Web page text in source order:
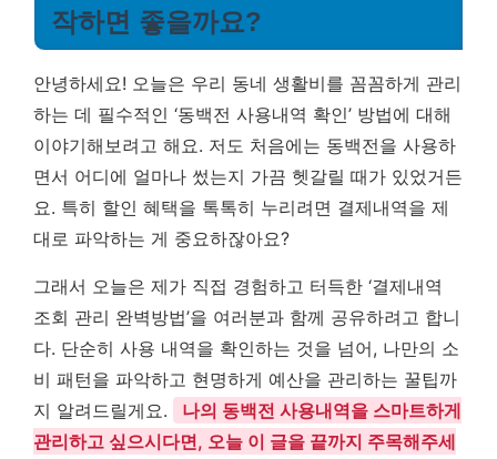
작하면 좋을까요?
안녕하세요! 오늘은 우리 동네 생활비를 꼼꼼하게 관리
하는 데 필수적인 ‘동백전 사용내역 확인’ 방법에 대해
이야기해보려고 해요. 저도 처음에는 동백전을 사용하
면서 어디에 얼마나 썼는지 가끔 헷갈릴 때가 있었거든
요. 특히 할인 혜택을 톡톡히 누리려면 결제내역을 제
대로 파악하는 게 중요하잖아요?
그래서 오늘은 제가 직접 경험하고 터득한 ‘결제내역
조회 관리 완벽방법’을 여러분과 함께 공유하려고 합니
다. 단순히 사용 내역을 확인하는 것을 넘어, 나만의 소
비 패턴을 파악하고 현명하게 예산을 관리하는 꿀팁까
지 알려드릴게요.
나의 동백전 사용내역을 스마트하게
관리하고 싶으시다면, 오늘 이 글을 끝까지 주목해주세